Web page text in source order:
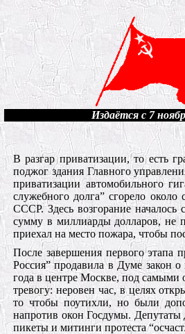
Издаётся с 7
В разгар приватизации, то есть
поджог здания Главного
приватизации автомобильного
служебного долга” сгорело
СССР. Здесь возгорание
сумму в миллиарды долларов, не
приехал на место пожара, чтобы
После завершения первого этапа
Россия” продавила в Думе закон
года в центре Москве, под самыми
тревогу: неровен час, в целях
то чтобы поутихли, но были
напротив окон Госдумы. Депутаты
пикеты и митинги протеста